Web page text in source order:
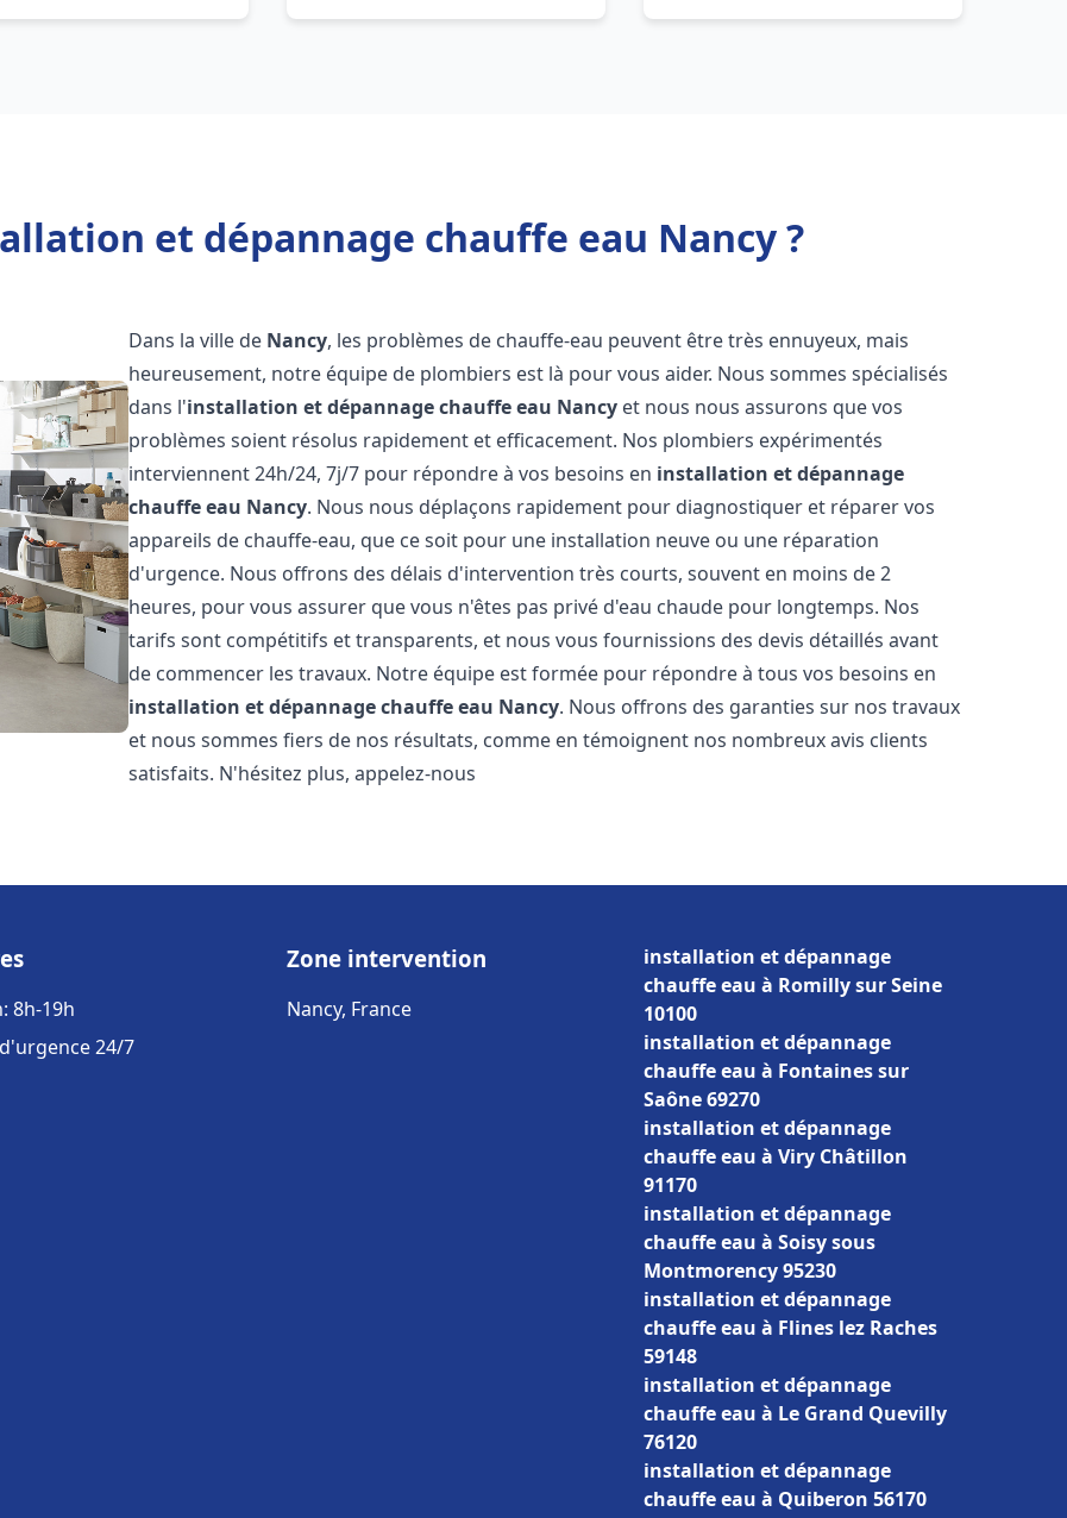
et dépannage chauffe eau Nancy ?
Dans la ville de Nancy, les problèmes de chauffe-eau peuvent être très ennuyeux, mais
heureusement, notre équipe de plombiers est là pour vous aider. Nous sommes spécialisés
dans l'installation et dépannage chauffe eau Nancy et nous nous assurons que vos
problèmes soient résolus rapidement et efficacement. Nos plombiers expérimentés
interviennent 24h/24, 7j/7 pour répondre à vos besoins en installation et dépannage
chauffe eau Nancy. Nous nous déplaçons rapidement pour diagnostiquer et réparer vos
appareils de chauffe-eau, que ce soit pour une installation neuve ou une réparation
d'urgence. Nous offrons des délais d'intervention très courts, souvent en moins de 2
heures, pour vous assurer que vous n'êtes pas privé d'eau chaude pour longtemps. Nos
tarifs sont compétitifs et transparents, et nous vous fournissions des devis détaillés avant
de commencer les travaux. Notre équipe est formée pour répondre à tous vos besoins en
installation et dépannage chauffe eau Nancy. Nous offrons des garanties sur nos travaux
et nous sommes fiers de nos résultats, comme en témoignent nos nombreux avis clients
satisfaits. N'hésitez plus, appelez-nous
8h-19h
24/7
Zone intervention
Nancy, France
installation et dépannage
chauffe eau à Romilly sur Seine
10100
installation et dépannage
chauffe eau à Fontaines sur
Saône 69270
installation et dépannage
chauffe eau à Viry Châtillon
91170
installation et dépannage
chauffe eau à Soisy sous
Montmorency 95230
installation et dépannage
chauffe eau à Flines lez Raches
59148
installation et dépannage
chauffe eau à Le Grand Quevilly
76120
installation et dépannage
chauffe eau à Quiberon 56170